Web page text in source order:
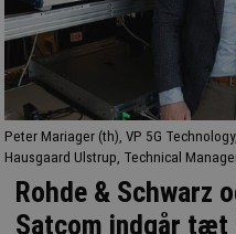
Peter Mariager (th), VP 5G
Hausgaard Ulstrup, Technical
Rohde & Schwarz
Satcom indgår tæt